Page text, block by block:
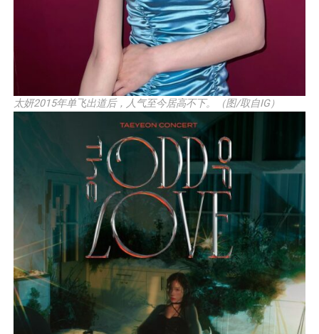
太妍2015年单飞出道后，人气至今居高不下。（图/取自IG）